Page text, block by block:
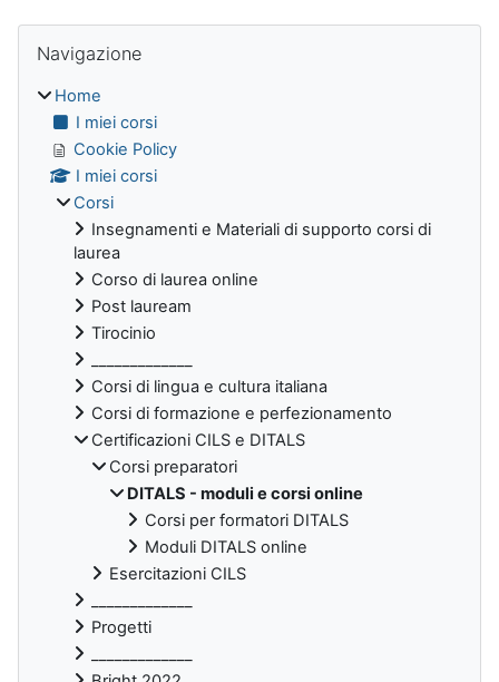
Blocchi
Navigazione
Home
I miei corsi
Cookie Policy
I miei corsi
Corsi
Insegnamenti e Materiali di supporto corsi di
laurea
Corso di laurea online
Post lauream
Tirocinio
Corsi di lingua e cultura italiana
Corsi di formazione e perfezionamento
Certificazioni CILS e DITALS
Corsi preparatori
DITALS - moduli e corsi online
Corsi per formatori DITALS
Moduli DITALS online
Esercitazioni CILS
Progetti